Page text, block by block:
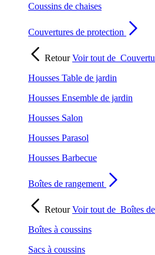
Coussins de chaises
Couvertures de protection
RetourVoir tout de
Housses Table de jardin
Housses Ensemble de jardin
Housses Salon
Housses Parasol
Housses Barbecue
Boîtes de rangement
RetourVoir tout de Boîtes
Boîtes à coussins
Sacs à coussins